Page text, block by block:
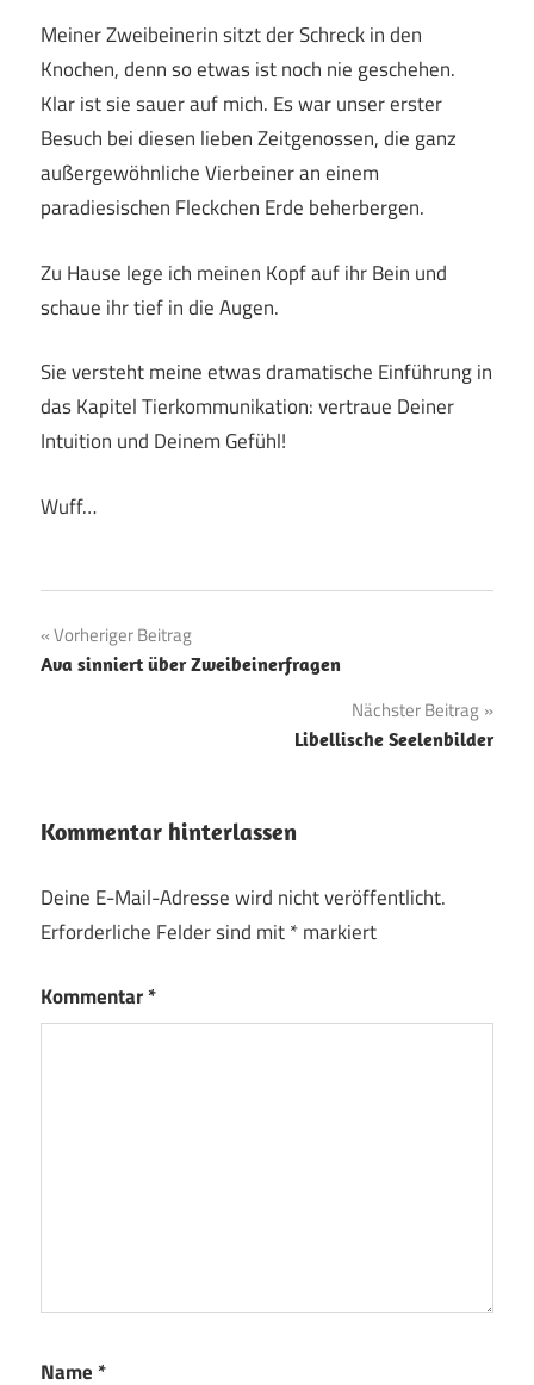
Meiner Zweibeinerin sitzt der Schreck in den
Knochen, denn so etwas ist noch nie geschehen.
Klar ist sie sauer auf mich. Es war unser erster
Besuch bei diesen lieben Zeitgenossen, die ganz
außergewöhnliche Vierbeiner an einem
paradiesischen Fleckchen Erde beherbergen.
Zu Hause lege ich meinen Kopf auf ihr Bein und
schaue ihr tief in die Augen.
Sie versteht meine etwas dramatische Einführung in
das Kapitel Tierkommunikation: vertraue Deiner
Intuition und Deinem Gefühl!
Wuff…
Beitragsnavigation
Vorheriger Beitrag
Ava sinniert über Zweibeinerfragen
Nächster Beitrag
Libellische Seelenbilder
Kommentar hinterlassen
Deine E-Mail-Adresse wird nicht veröffentlicht.
Erforderliche Felder sind mit*markiert
Kommentar*
Name *